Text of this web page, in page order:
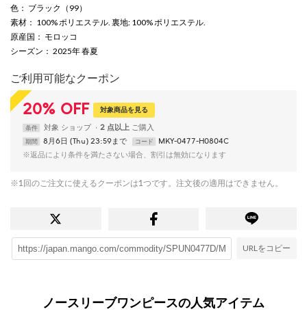
色 ： ブラック（99）
素材 ： 100% ポリエステル. 裏地: 100% ポリエステル.
原産国 ： モロッコ
シーズン ： 2025年 春夏
ご利用可能なクーポン
20% OFF 対象商品を見る
条件 対象 ショップ 2 点以上
期間 8月6日 (Thu) 23:59まで コード
MKY-0477-H0804C
※返品により条件を満たさない場合、割引は無効になります
※1回のご注文に使えるクーポンは1つです。注文後の適用はできません。
URLをコピー
ノースリーブワンピースの人気アイテム